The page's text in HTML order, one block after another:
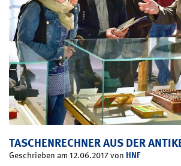
TASCHENRECHNER AUS DER
Geschrieben am 12.06.2017 von HNF